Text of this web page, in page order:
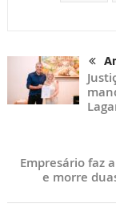
Empresário faz
e morre